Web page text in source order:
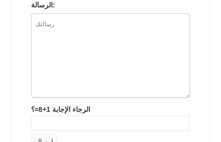
الرسالة:
الرجاء الإجابة 1+8=؟